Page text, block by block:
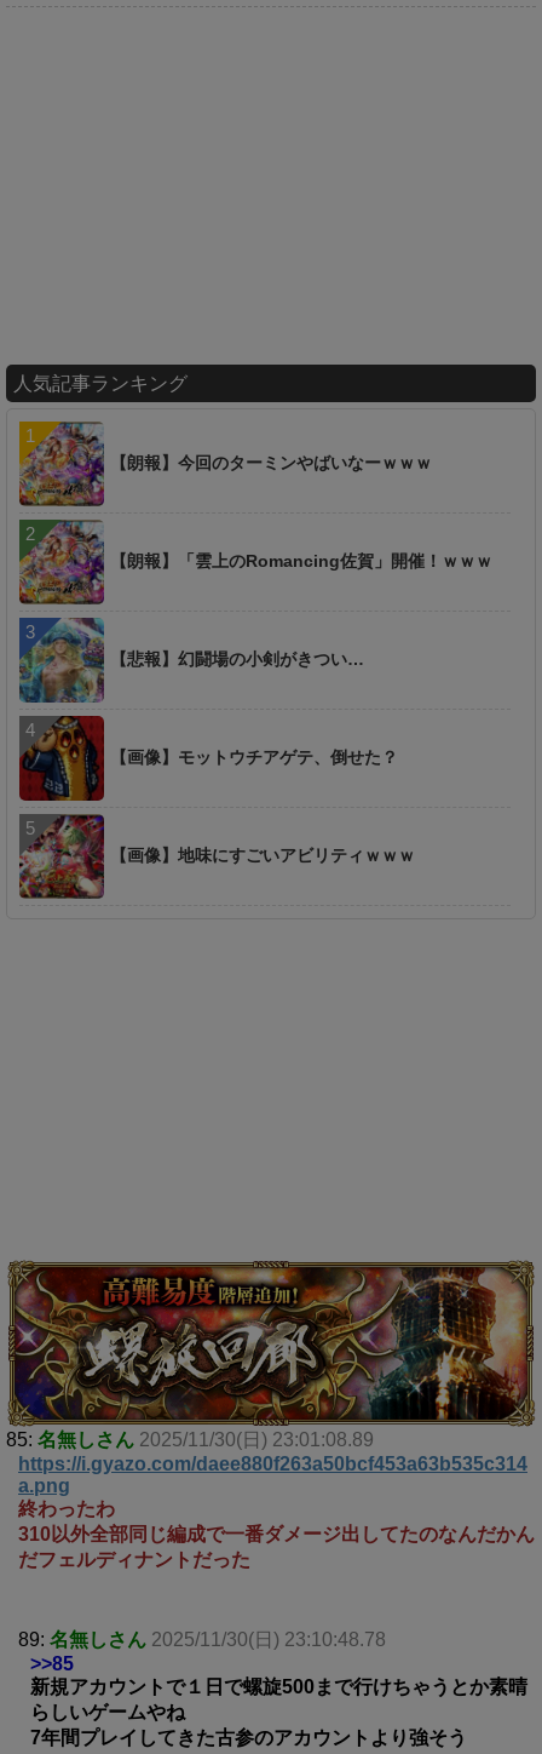
人気記事ランキング
【朗報】今回のターミンやばいなーｗｗｗ
【朗報】「雲上のRomancing佐賀」開催！ｗｗｗ
【悲報】幻闘場の小剣がきつい…
【画像】モットウチアゲテ、倒せた？
【画像】地味にすごいアビリティｗｗｗ
85: 名無しさん 2025/11/30(日) 23:01:08.89
https://i.gyazo.com/daee880f263a50bcf453a63b535c314
a.png
終わったわ
310以外全部同じ編成で一番ダメージ出してたのなんだかん
だフェルディナントだった
89: 名無しさん 2025/11/30(日) 23:10:48.78
>>85
新規アカウントで１日で螺旋500まで行けちゃうとか素晴
らしいゲームやね
7年間プレイしてきた古参のアカウントより強そう